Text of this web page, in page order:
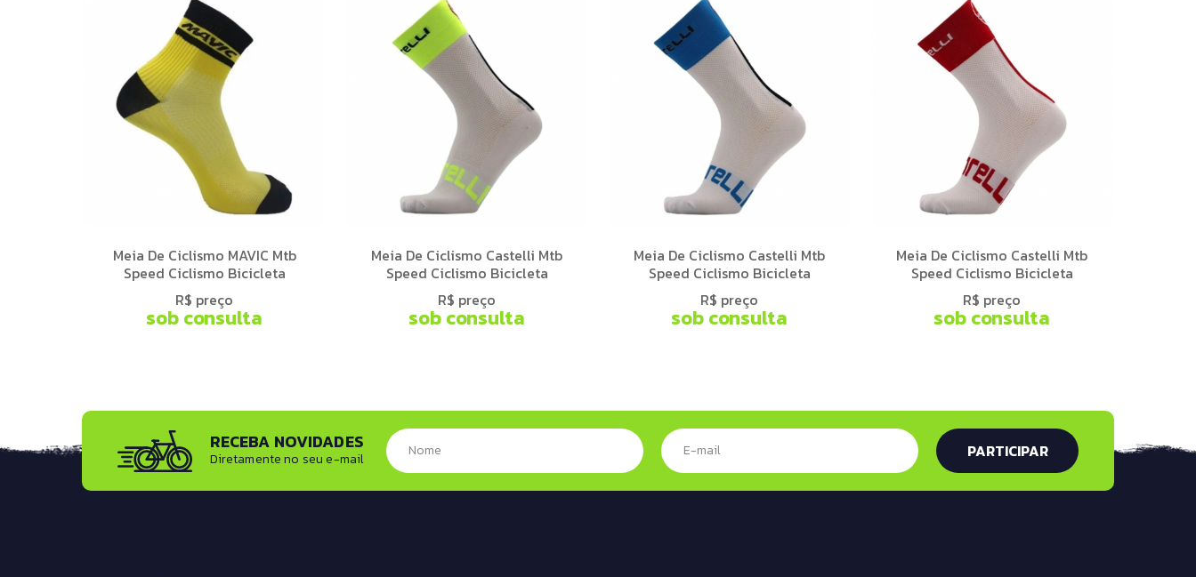
Meia De Ciclismo MAVIC Mtb
Speed Ciclismo Bicicleta
R$ preço
sob consulta
Meia De Ciclismo Castelli Mtb
Speed Ciclismo Bicicleta
R$ preço
sob consulta
Meia De Ciclismo Castelli Mtb
Speed Ciclismo Bicicleta
R$ preço
sob consulta
Meia De Ciclismo Castelli Mtb
Speed Ciclismo Bicicleta
R$ preço
sob consulta
RECEBA NOVIDADES
Diretamente no seu e-mail